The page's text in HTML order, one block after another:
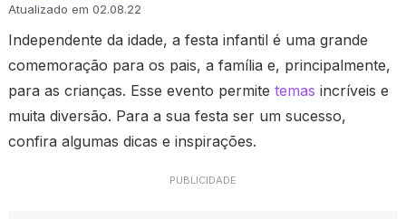
Atualizado em 02.08.22
Independente da idade, a festa infantil é uma grande
comemoração para os pais, a família e, principalmente,
para as crianças. Esse evento permitetemas incríveis e
muita diversão. Para a sua festa ser um sucesso,
confira algumas dicas e inspirações.
PUBLICIDADE